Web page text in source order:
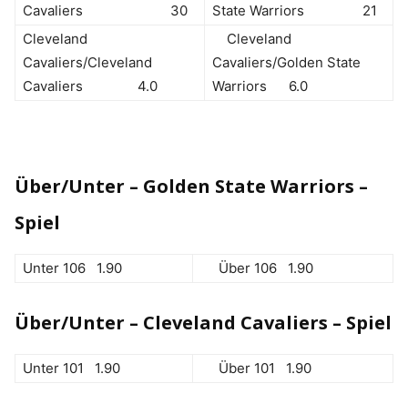
Cavaliers 30
State Warriors 21
Cleveland
Cavaliers/Cleveland
Cavaliers 4.0
Cleveland
Cavaliers/Golden State
Warriors 6.0
Über/Unter – Golden State Warriors –
Spiel
Unter 106 1.90 Über 106 1.90
Über/Unter – Cleveland Cavaliers – Spiel
Unter 101 1.90 Über 101 1.90